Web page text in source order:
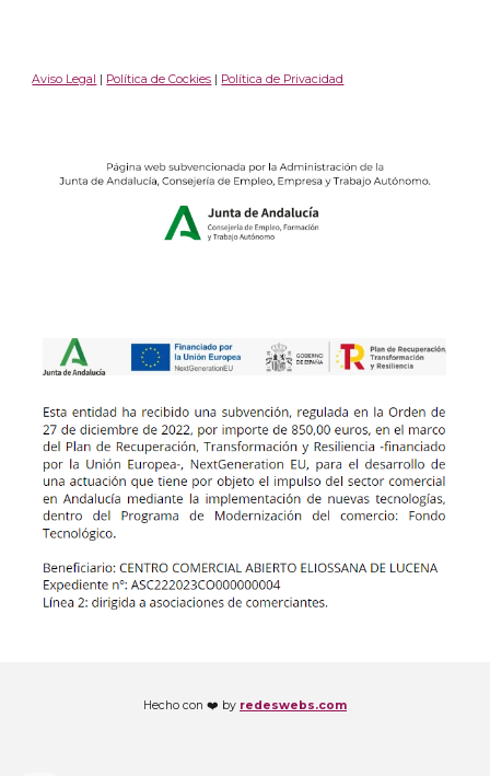
Aviso Legal | Política de Cockies | Política de Privacidad
Hecho con ❤️ by redeswebs.com